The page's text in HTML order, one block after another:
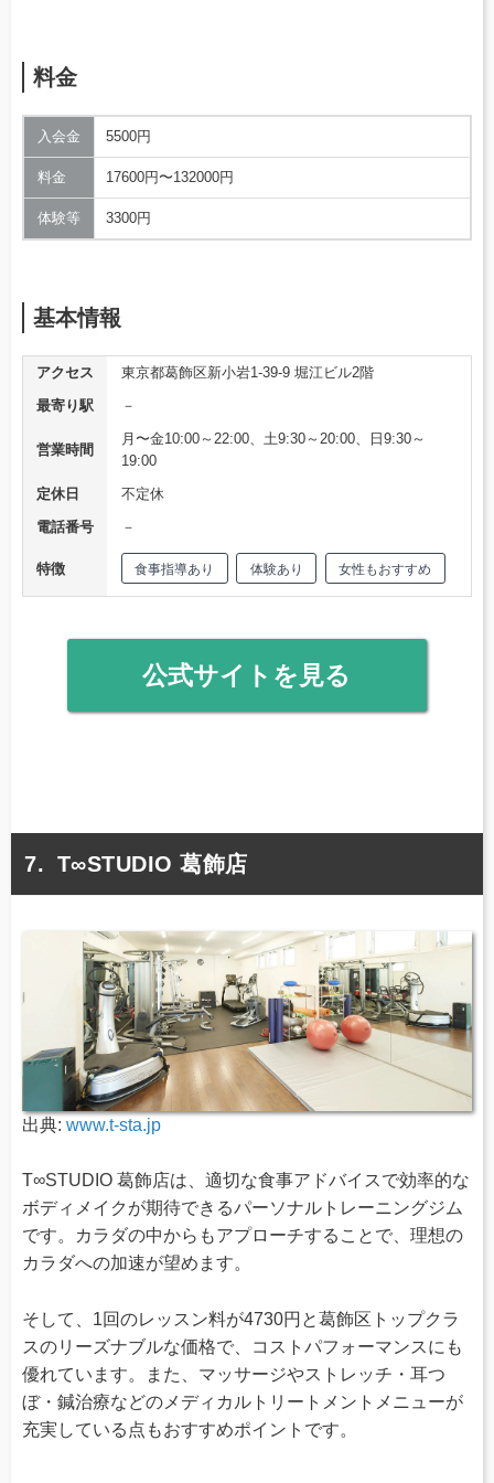
料金
入会金 5500円
料金 17600円〜132000円
体験等 3300円
基本情報
アクセス
東京都葛飾区新小岩1-39-9 堀江ビル2階
最寄り駅
－
営業時間
月〜金10:00～22:00、土9:30～20:00、日9:30～
19:00
定休日
不定休
電話番号
－
特徴 食事指導あり 体験あり 女性もおすすめ
公式サイトを見る
T∞STUDIO 葛飾店
出典: www.t-sta.jp
T∞STUDIO 葛飾店は、適切な食事アドバイスで効率的な
ボディメイクが期待できるパーソナルトレーニングジム
です。カラダの中からもアプローチすることで、理想の
カラダへの加速が望めます。
そして、1回のレッスン料が4730円と葛飾区トップクラ
スのリーズナブルな価格で、コストパフォーマンスにも
優れています。また、マッサージやストレッチ・耳つ
ぼ・鍼治療などのメディカルトリートメントメニューが
充実している点もおすすめポイントです。